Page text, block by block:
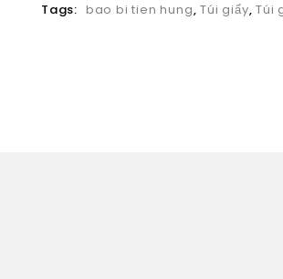
Tags: bao bi tien hung,Túi giấy,Túi